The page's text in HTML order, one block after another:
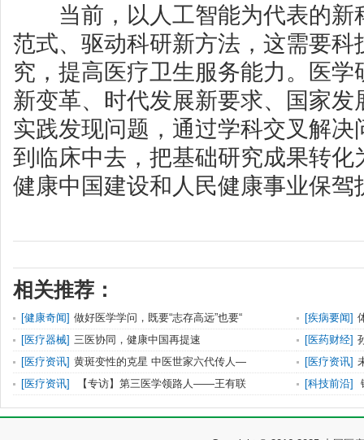
当前，以人工智能为代表的新
范式、驱动科研新方法，这需要科
究，提高医疗卫生服务能力。医
新变革、时代发展新要求、国家
实践发现问题，通过学科交叉解
到临床中去，把基础研究成果转化
健康中国建设和人民健康事业保驾
相关推荐：
[健康奇闻] 做好医学学问，既要“志存高远”也要“ [疾病要闻]
[医疗器械] 三医协同，健康中国再提速 [医药财经]
[医疗资讯] 黄斑变性的克星 中医世家六代传人— [医疗资讯]
[医疗资讯] 【专访】第三医学领路人——王有联 [科技前沿]